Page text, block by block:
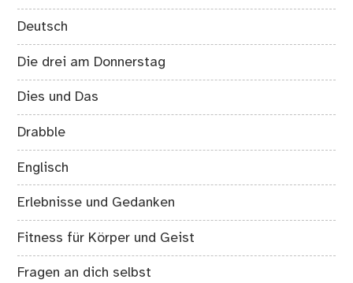
Deutsch
Die drei am Donnerstag
Dies und Das
Drabble
Englisch
Erlebnisse und Gedanken
Fitness für Körper und Geist
Fragen an dich selbst